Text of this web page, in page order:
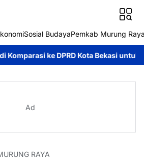
Sosial BudayaPemkab Murung
Kota Bekasi untuk Perkuat Kinerja
Ad
RAYA